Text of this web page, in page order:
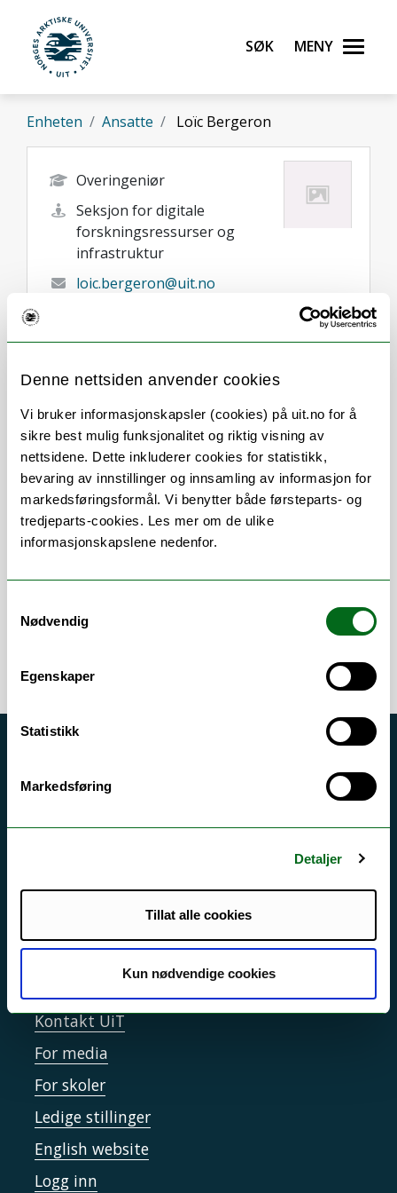
Denne nettsiden anvender cookies
Vi bruker informasjonskapsler (cookies) på uit.no for å
sikre best mulig funksjonalitet og riktig visning av
nettsidene. Dette inkluderer cookies for statistikk,
bevaring av innstillinger og innsamling av informasjon for
markedsføringsformål. Vi benytter både førsteparts- og
tredjeparts-cookies. Les mer om de ulike
informasjonskapslene nedenfor.
Nødvendig
Egenskaper
Statistikk
Markedsføring
Detaljer
Tillat alle cookies
Kun nødvendige cookies
Gå til hovedinnhold
UiT Norges arktiske universitet
Søk Meny
Enheten Ansatte Loïc Bergeron
Overingeniør
Seksjon for digitale
forskningsressurser og
infrastruktur
loic.bergeron@uit.no
Tromsø
Her finner du meg
Om
Forskning og undervisning
Publikasjoner
Her finner du meg
Si ifra!
Sikkerhet, beredskap og personvern
Informasjonskapsler
Tilgjengelighetserklæring
Kontakt UiT
For media
For skoler
Ledige stillinger
English website
Logg inn